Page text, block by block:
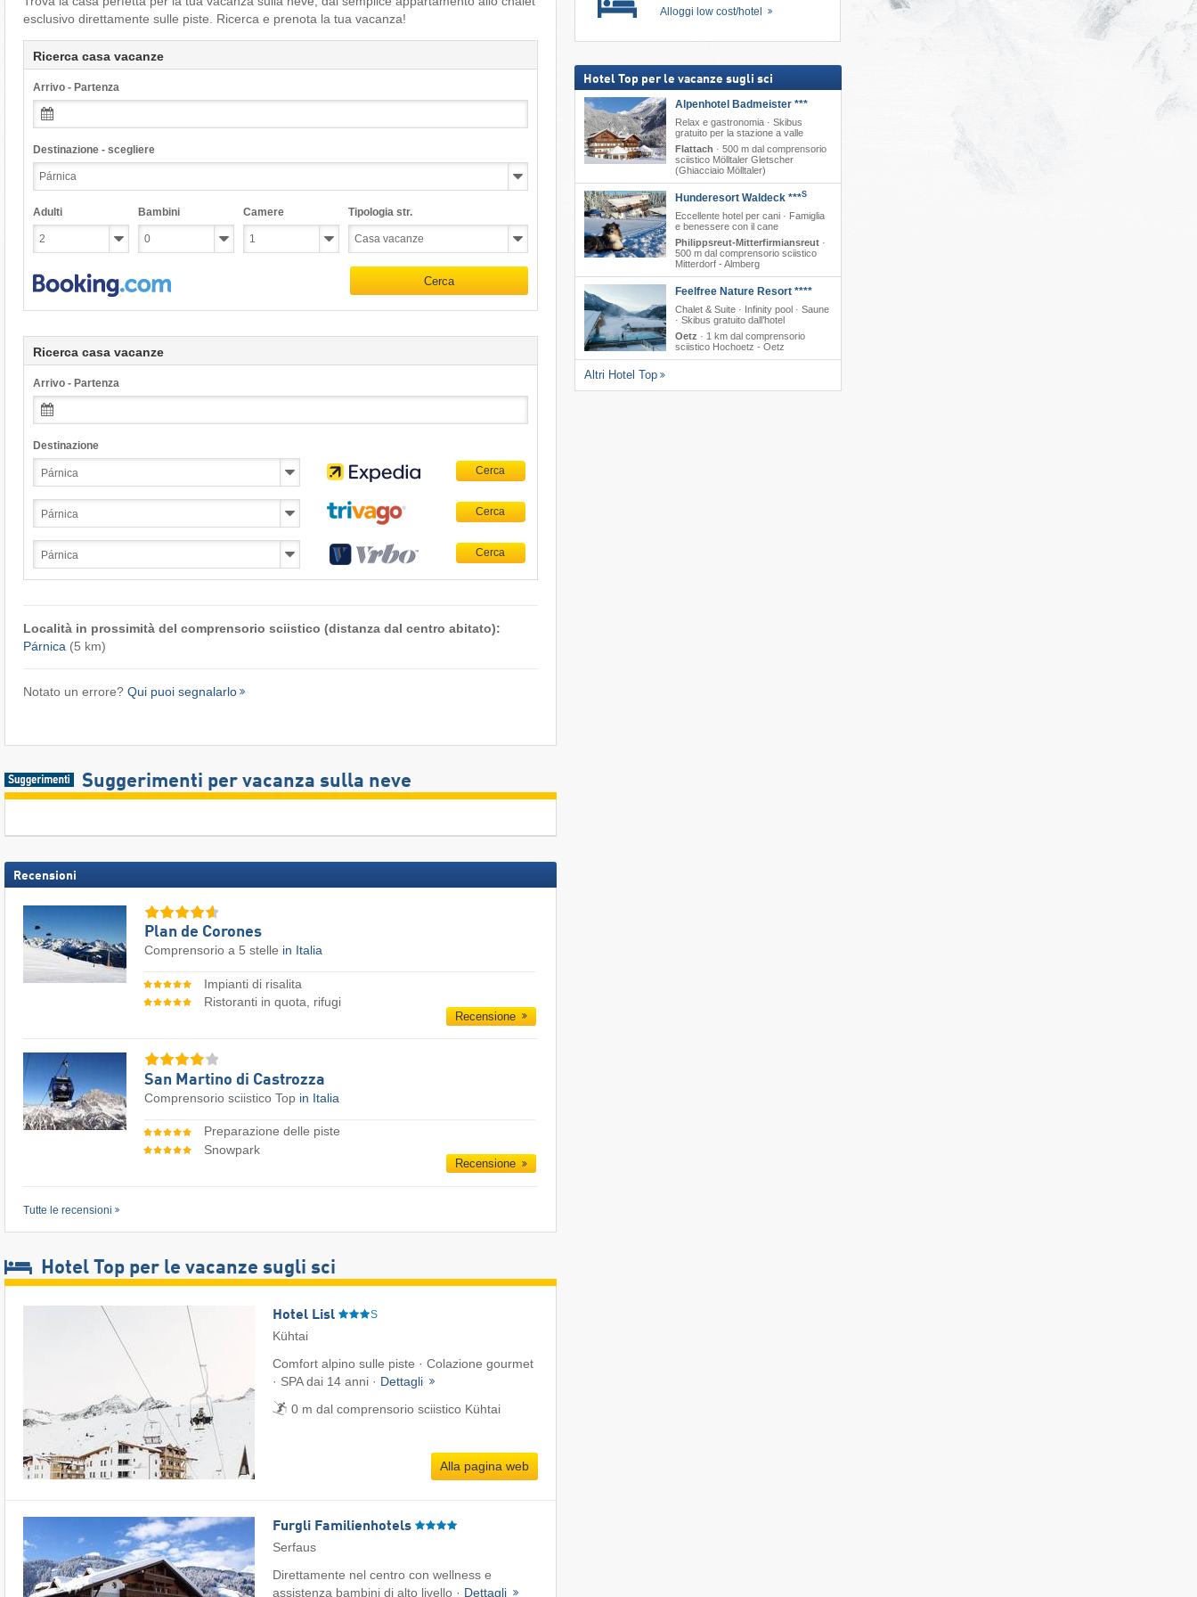
esclusivo direttamente sulle piste. Ricerca e prenota la tua vacanza!
Ricerca casa vacanze
Arrivo - Partenza
Destinazione - scegliere
Adulti Bambini Camere Tipologia str.
Cerca
Ricerca casa vacanze
Arrivo - Partenza
Destinazione
Località in prossimità del comprensorio sciistico (distanza dal centro abitato):
Párnica (5 km)
Notato un errore? Qui puoi segnalarlo
Suggerimenti per vacanza sulla neve
Recensioni
Plan de Corones
Comprensorio a 5 stelle in Italia
Impianti di risalita
Ristoranti in quota, rifugi
Recensione
San Martino di Castrozza
Comprensorio sciistico Top in Italia
Preparazione delle piste
Snowpark
Recensione
Tutte le recensioni
Hotel Top per le vacanze sugli sci
Hotel Lisl S
Kühtai
Comfort alpino sulle piste · Colazione gourmet
· SPA dai 14 anni · Dettagli
0 m dal comprensorio sciistico Kühtai
Alla pagina web
Furgli Familienhotels
Serfaus
Direttamente nel centro con wellness e
assistenza bambini di alto livello · Dettagli
Alloggi low cost/hotel
Hotel Top per le vacanze sugli sci
Alpenhotel Badmeister ***
Relax e gastronomia · Skibus
gratuito per la stazione a valle
Flattach · 500 m dal comprensorio
sciistico Mölltaler Gletscher
(Ghiacciaio Mölltaler)
Hunderesort Waldeck ***S
Eccellente hotel per cani · Famiglia
e benessere con il cane
Philippsreut-Mitterfirmiansreut·
500 m dal comprensorio sciistico
Mitterdorf - Almberg
Feelfree Nature Resort ****
Chalet & Suite · Infinity pool · Saune
· Skibus gratuito dall’hotel
Oetz · 1 km dal comprensorio
sciistico Hochoetz - Oetz
Altri Hotel Top